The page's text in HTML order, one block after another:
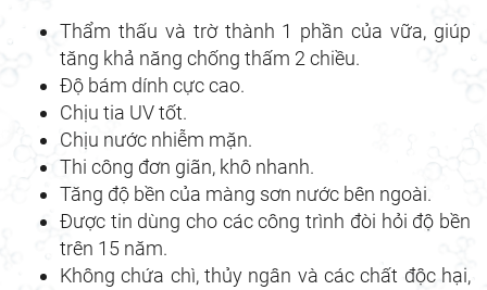
Thẩm thấu và trờ thành 1 phần của vữa, giúp
tăng khả năng chống thấm 2 chiều.
Độ bám dính cực cao.
Chịu tia UV tốt.
Chịu nước nhiễm mặn.
Thi công đơn giãn, khô nhanh.
Tăng độ bền của màng sơn nước bên ngoài.
Được tin dùng cho các công trình đòi hỏi độ bền
trên 15 năm.
Không chứa chì, thủy ngân và các chất độc hại,